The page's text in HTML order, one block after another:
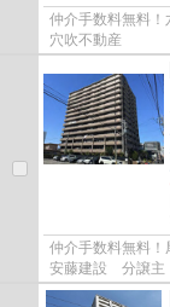
仲介手数料無料
穴吹不動産
仲介手数料無料
安藤建設 分譲主